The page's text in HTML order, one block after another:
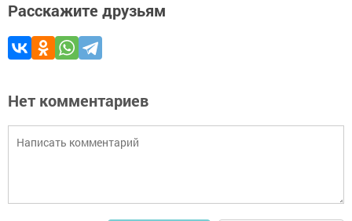
Расскажите друзьям
Нет комментариев